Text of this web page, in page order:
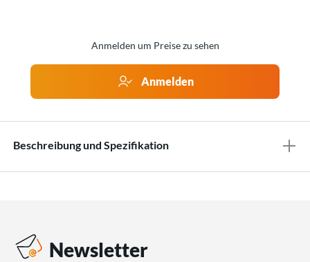
Anmelden um Preise zu sehen
Anmelden
Beschreibung und Spezifikation
Newsletter